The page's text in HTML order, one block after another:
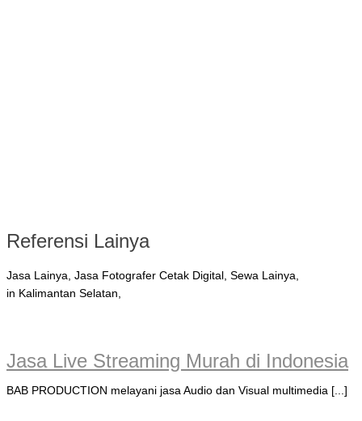
Referensi Lainya
Jasa Lainya, Jasa Fotografer Cetak Digital, Sewa Lainya,
in Kalimantan Selatan,
Jasa Live Streaming Murah di Indonesia
BAB PRODUCTION melayani jasa Audio dan Visual multimedia [...]